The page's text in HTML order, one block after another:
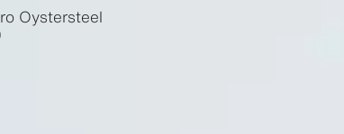
Oystersteel